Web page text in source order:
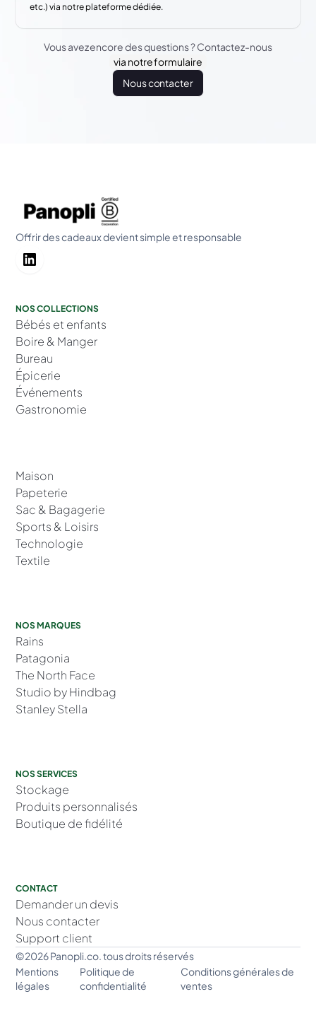
etc.) via notre plateforme dédiée.
Vous avez encore des questions ? Contactez-nous
via notre formulaire
Nous contacter
Offrir des cadeaux devient simple et responsable
NOS COLLECTIONS
Bébés et enfants
Boire & Manger
Bureau
Épicerie
Événements
Gastronomie
Maison
Papeterie
Sac & Bagagerie
Sports & Loisirs
Technologie
Textile
NOS MARQUES
Rains
Patagonia
The North Face
Studio by Hindbag
Stanley Stella
NOS SERVICES
Stockage
Produits personnalisés
Boutique de fidélité
CONTACT
Demander un devis
Nous contacter
Support client
©2026 Panopli.co. tous droits réservés
Mentions
légales
Politique de
confidentialité
Conditions générales de
ventes